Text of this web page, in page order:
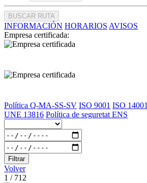
BUSCAR RUTA
INFORMACIÓN HORARIOS AVISOS
Empresa certificada:
Política Q-MA-SS-SV ISO 9001 ISO 14001
UNE 13816 Política de seguretat ENS
Filtrar
Volver
1 / 712